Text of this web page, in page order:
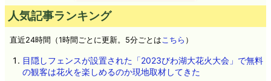
人気記事ランキング
直近24時間（1時間ごとに更新。5分ごとは こちら ）
目隠しフェンスが設置された「2023びわ湖大花火大会」で無料
の観客は花火を楽しめるのか現地取材してきた